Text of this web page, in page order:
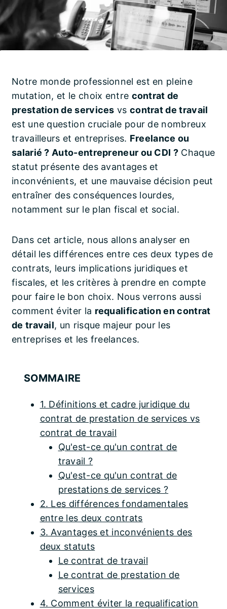
Notre monde professionnel est en pleine
mutation, et le choix entre contrat de
prestation de services vs contrat de travail
est une question cruciale pour de nombreux
travailleurs et entreprises. Freelance ou
salarié ? Auto-entrepreneur ou CDI ? Chaque
statut présente des avantages et
inconvénients, et une mauvaise décision peut
entraîner des conséquences lourdes,
notamment sur le plan fiscal et social.
Dans cet article, nous allons analyser en
détail les différences entre ces deux types de
contrats, leurs implications juridiques et
fiscales, et les critères à prendre en compte
pour faire le bon choix. Nous verrons aussi
comment éviter la requalification en contrat
de travail, un risque majeur pour les
entreprises et les freelances.
SOMMAIRE
1. Définitions et cadre juridique du
contrat de prestation de services vs
contrat de travail
Qu'est-ce qu'un contrat de
travail ?
Qu'est-ce qu'un contrat de
prestations de services ?
2. Les différences fondamentales
entre les deux contrats
3. Avantages et inconvénients des
deux statuts
Le contrat de travail
Le contrat de prestation de
services
4. Comment éviter la requalification